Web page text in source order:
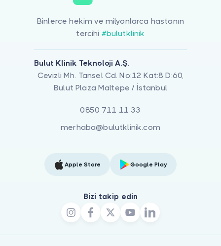
Binlerce hekim ve milyonlarca hastanın
tercihi #bulutklinik
Bulut Klinik Teknoloji A.Ş.
Cevizli Mh. Tansel Cd. No:12 Kat:8 D:60,
Bulut Plaza Maltepe / İstanbul
0850 711 11 33
merhaba@bulutklinik.com
Apple Store Google Play
Bizi takip edin